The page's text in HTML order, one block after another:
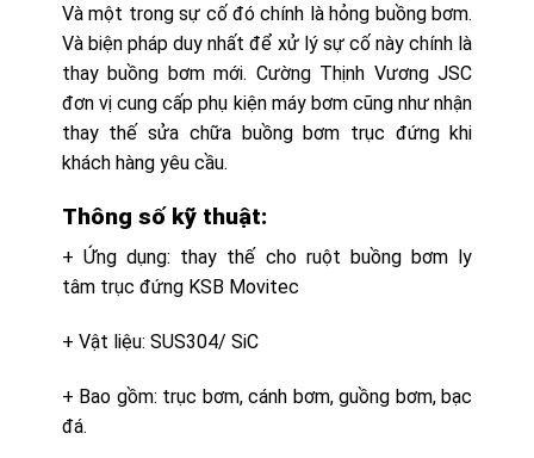
Và một trong sự cố đó chính là hỏng buồng bơm.
Và biện pháp duy nhất để xử lý sự cố này chính là
thay buồng bơm mới. Cường Thịnh Vương JSC
đơn vị cung cấp phụ kiện máy bơm cũng như nhận
thay thế sửa chữa buồng bơm trục đứng khi
khách hàng yêu cầu.
Thông số kỹ thuật:
+ Ứng dụng: thay thế cho ruột buồng bơm ly
tâm trục đứng KSB Movitec
+ Vật liệu: SUS304/ SiC
+ Bao gồm: trục bơm, cánh bơm, guồng bơm, bạc
đá.